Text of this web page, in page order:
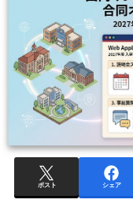
ポスト シェア